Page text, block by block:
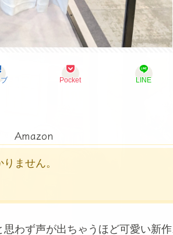
Pocket LINE
Amazon
ません。
思わず声が出ちゃうほど可愛い新作